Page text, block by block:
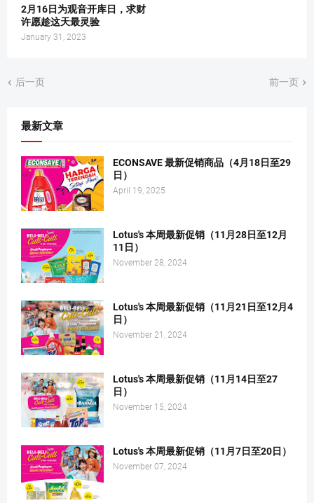
2月16日为观音开库日，求财
许愿趁这天最灵验
January 31, 2023
后一页 前一页
最新文章
ECONSAVE 最新促销商品（4月18日至29
日）
April 19, 2025
Lotus's 本周最新促销（11月28日至12月
11日）
November 28, 2024
Lotus's 本周最新促销（11月21日至12月4
日）
November 21, 2024
Lotus's 本周最新促销（11月14日至27
日）
November 15, 2024
Lotus's 本周最新促销（11月7日至20日）
November 07, 2024